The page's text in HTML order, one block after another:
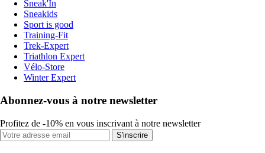
Sneak'In
Sneakids
Sport is good
Training-Fit
Trek-Expert
Triathlon Expert
Vélo-Store
Winter Expert
Abonnez-vous à notre newsletter
Profitez de -10% en vous inscrivant à notre newsletter
S'inscrire